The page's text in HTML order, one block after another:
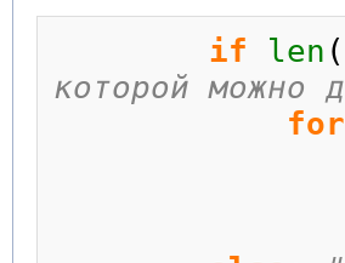
if
len (
которой можно
for